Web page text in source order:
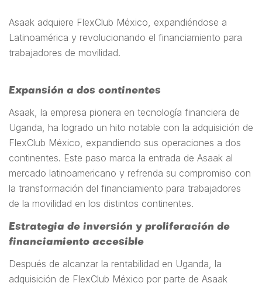
Asaak adquiere FlexClub México, expandiéndose a
Latinoamérica y revolucionando el financiamiento para
trabajadores de movilidad.
Expansión a dos continentes
Asaak, la empresa pionera en tecnología financiera de
Uganda, ha logrado un hito notable con la adquisición de
FlexClub México, expandiendo sus operaciones a dos
continentes. Este paso marca la entrada de Asaak al
mercado latinoamericano y refrenda su compromiso con
la transformación del financiamiento para trabajadores
de la movilidad en los distintos continentes.
Estrategia de inversión y proliferación de
financiamiento accesible
Después de alcanzar la rentabilidad en Uganda, la
adquisición de FlexClub México por parte de Asaak